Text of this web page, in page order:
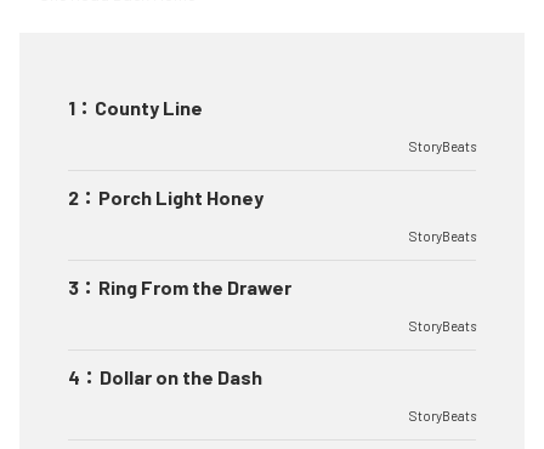
1 ： County Line
StoryBeats
2 ： Porch Light Honey
StoryBeats
3 ： Ring From the Drawer
StoryBeats
4 ： Dollar on the Dash
StoryBeats